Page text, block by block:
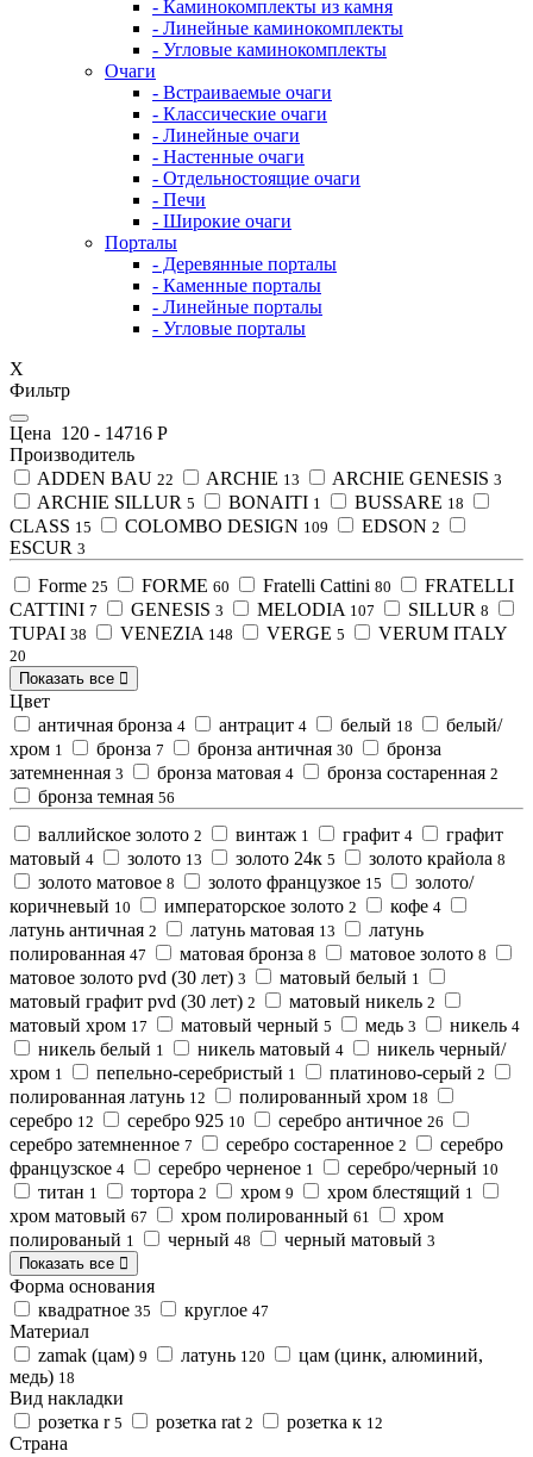
- Каминокомплекты из камня
- Линейные каминокомплекты
- Угловые каминокомплекты
Очаги
- Встраиваемые очаги
- Классические очаги
- Линейные очаги
- Настенные очаги
- Отдельностоящие очаги
- Печи
- Широкие очаги
Порталы
- Деревянные порталы
- Каменные порталы
- Линейные порталы
- Угловые порталы
X
Фильтр
Цена 120 - 14716 Р
Производитель
ADDEN BAU 22 ARCHIE 13 ARCHIE GENESIS 3
ARCHIE SILLUR 5 BONAITI 1 BUSSARE 18
CLASS 15 COLOMBO DESIGN 109 EDSON 2
ESCUR 3
Forme 25 FORME 60 Fratelli Cattini 80
FRATELLI
CATTINI 7 GENESIS 3 MELODIA 107 SILLUR 8
TUPAI 38 VENEZIA 148 VERGE 5 VERUM ITALY
20
Показать все
Цвет
античная бронза 4 антрацит 4 белый 18
белый/
хром 1 бронза 7 бронза античная 30
бронза
затемненная 3 бронза матовая 4 бронза состаренная 2
бронза темная 56
валлийское золото 2 винтаж 1 графит 4
графит
матовый 4 золото 13 золото 24к 5 золото крайола 8
золото матовое 8 золото французкое 15
золото/
коричневый 10 императорское золото 2 кофе 4
латунь античная 2 латунь матовая 13
латунь
полированная 47 матовая бронза 8 матовое золото 8
матовое золото pvd (30 лет) 3 матовый белый 1
матовый графит pvd (30 лет) 2 матовый никель 2
матовый хром 17 матовый черный 5 медь 3 никель 4
никель белый 1 никель матовый 4
никель черный/
хром 1 пепельно-серебристый 1 платиново-серый 2
полированная латунь 12 полированный хром 18
серебро 12 серебро 925 10 серебро античное 26
серебро затемненное 7 серебро состаренное 2
серебро
французское 4 серебро черненое 1 серебро/черный 10
титан 1 тортора 2 хром 9 хром блестящий 1
хром матовый 67 хром полированный 61
хром
полированый 1 черный 48 черный матовый 3
Показать все
Форма основания
квадратное 35 круглое 47
Материал
zamak (цам) 9 латунь 120
цам (цинк, алюминий,
медь) 18
Вид накладки
розетка r 5 розетка rat 2 розетка к 12
Страна